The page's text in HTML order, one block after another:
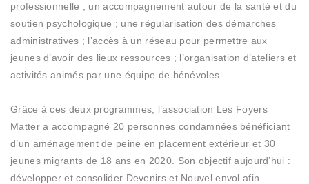
professionnelle ; un accompagnement autour de la santé et du
soutien psychologique ; une régularisation des démarches
administratives ; l’accès à un réseau pour permettre aux
jeunes d’avoir des lieux ressources ; l’organisation d’ateliers et
activités animés par une équipe de bénévoles…
Grâce à ces deux programmes, l’association Les Foyers
Matter a accompagné 20 personnes condamnées bénéficiant
d’un aménagement de peine en placement extérieur et 30
jeunes migrants de 18 ans en 2020. Son objectif aujourd’hui :
développer et consolider Devenirs et Nouvel envol afin